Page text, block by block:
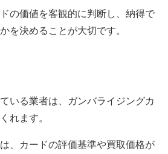
の価値を客観的に判断し、納得で
を決めることが大切です。
いる業者は、ガンバライジングカ
れます。
、カードの評価基準や買取価格が